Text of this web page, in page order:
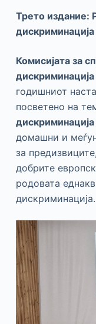
Трето издание:
Комисијата за
дискриминација
годишниот
посветено на
домашни и
за
добрите
родовата
дискриминација.